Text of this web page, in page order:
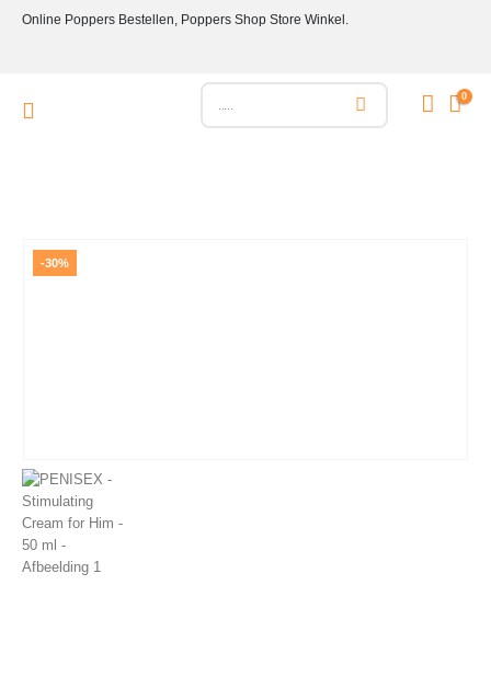
Online Poppers Bestellen, Poppers Shop Store Winkel.
0
-30%